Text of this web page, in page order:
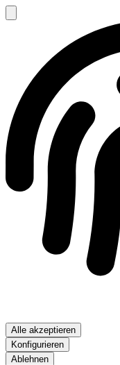
Alle akzeptieren
Konfigurieren
Ablehnen